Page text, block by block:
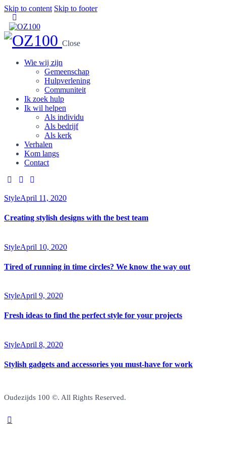
Skip to content Skip to footer
Close
Wie wij zijn
Gemeenschap
Hulpverlening
Communiteit
Ik zoek hulp
Ik wil helpen
Als individu
Als bedrijf
Als kerk
Verhalen
Kom langs
Contact
StyleApril 11, 2020
Creating stylish designs with the best team
StyleApril 10, 2020
Tired of running in time circles? We know the way out
StyleApril 9, 2020
Fresh ideas to find the perfect style for your projects
StyleApril 8, 2020
Stylish gadgets and accessories you must-have for work
Oudezijds 100 ©. All Rights Reserved.